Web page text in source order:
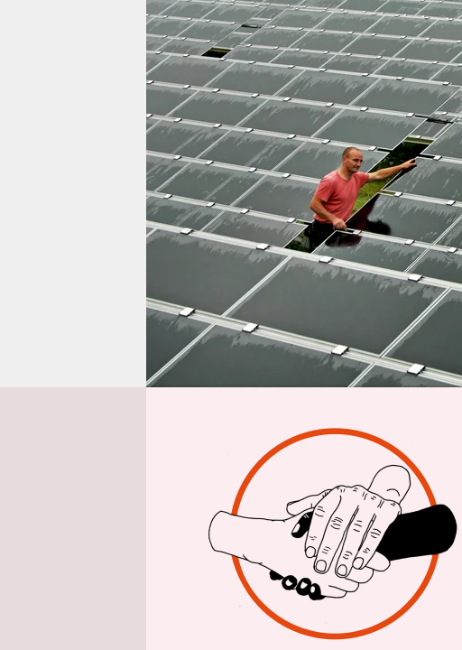
verlag
verlag
veranstaltungen
shop
fragen & hilfe
unterstützen
abo
genossenschaft
epaper login
Aus Berlin
Sie sind gut 72
Leipzig wurde
Solarthermie-